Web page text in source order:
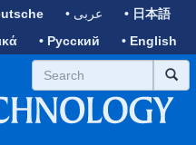
• عربى
• 日本語
• Русский • English